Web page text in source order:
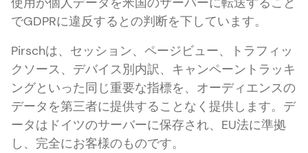
でGDPRに違反するとの判断を下しています。
Pirschは、セッション、ページビュー、トラフィッ
クソース、デバイス別内訳、キャンペーントラッキ
ングといった同じ重要な指標を、オーディエンスの
データを第三者に提供することなく提供します。デ
ータはドイツのサーバーに保存され、EU法に準拠
し、完全にお客様のものです。